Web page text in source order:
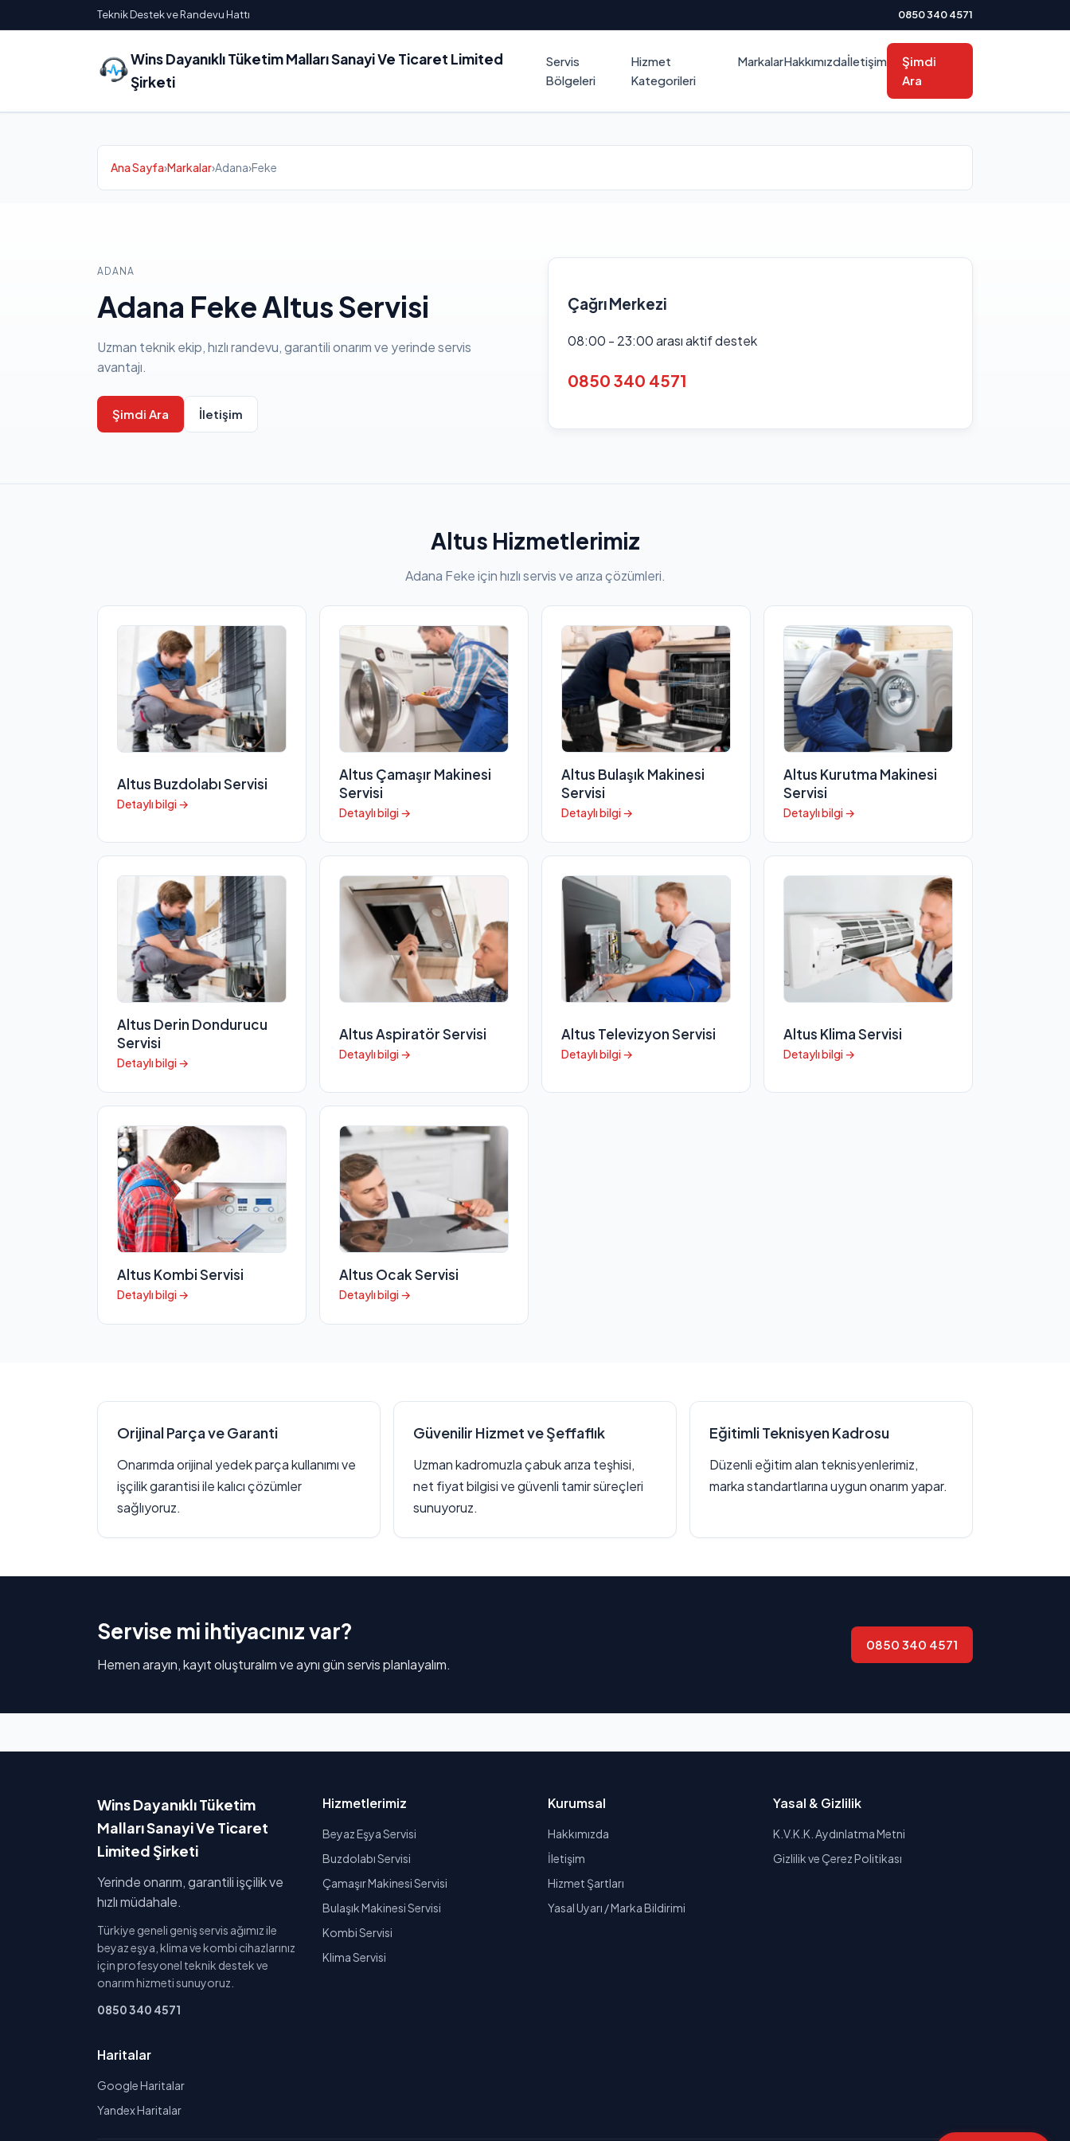
Teknik Destek ve Randevu Hattı 0850 340 4571
Wins Dayanıklı Tüketim Malları Sanayi Ve Ticaret Limited
Şirketi
Servis
Bölgeleri
Hizmet
Kategorileri
MarkalarHakkımızdaİletişim
Şimdi
Ara
Ana Sayfa›Markalar›Adana›Feke
ADANA
Adana Feke Altus Servisi
Uzman teknik ekip, hızlı randevu, garantili onarım ve yerinde servis
avantajı.
Şimdi Ara İletişim
Çağrı Merkezi
08:00 - 23:00 arası aktif destek
0850 340 4571
Altus Hizmetlerimiz
Adana Feke için hızlı servis ve arıza çözümleri.
Altus Buzdolabı Servisi
Detaylı bilgi →
Altus Çamaşır Makinesi
Servisi
Detaylı bilgi →
Altus Bulaşık Makinesi
Servisi
Detaylı bilgi →
Altus Kurutma Makinesi
Servisi
Detaylı bilgi →
Altus Derin Dondurucu
Servisi
Detaylı bilgi →
Altus Aspiratör Servisi
Detaylı bilgi →
Altus Televizyon Servisi
Detaylı bilgi →
Altus Klima Servisi
Detaylı bilgi →
Altus Kombi Servisi
Detaylı bilgi →
Altus Ocak Servisi
Detaylı bilgi →
Orijinal Parça ve Garanti
Onarımda orijinal yedek parça kullanımı ve
işçilik garantisi ile kalıcı çözümler
sağlıyoruz.
Güvenilir Hizmet ve Şeffaflık
Uzman kadromuzla çabuk arıza teşhisi,
net fiyat bilgisi ve güvenli tamir süreçleri
sunuyoruz.
Eğitimli Teknisyen Kadrosu
Düzenli eğitim alan teknisyenlerimiz,
marka standartlarına uygun onarım yapar.
Servise mi ihtiyacınız var?
Hemen arayın, kayıt oluşturalım ve aynı gün servis planlayalım.
0850 340 4571
Wins Dayanıklı Tüketim
Malları Sanayi Ve Ticaret
Limited Şirketi
Yerinde onarım, garantili işçilik ve
hızlı müdahale.
Türkiye geneli geniş servis ağımız ile
beyaz eşya, klima ve kombi cihazlarınız
için profesyonel teknik destek ve
onarım hizmeti sunuyoruz.
0850 340 4571
Hizmetlerimiz
Beyaz Eşya Servisi
Buzdolabı Servisi
Çamaşır Makinesi Servisi
Bulaşık Makinesi Servisi
Kombi Servisi
Klima Servisi
Kurumsal
Hakkımızda
İletişim
Hizmet Şartları
Yasal Uyarı / Marka Bildirimi
Yasal & Gizlilik
K.V.K.K. Aydınlatma Metni
Gizlilik ve Çerez Politikası
Haritalar
Google Haritalar
Yandex Haritalar